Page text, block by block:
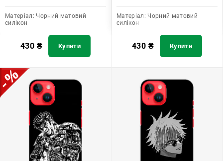
Матеріал: Чорний матовий
силікон
430 ₴ Купити
Матеріал: Чорний матовий
силікон
430 ₴ Купити